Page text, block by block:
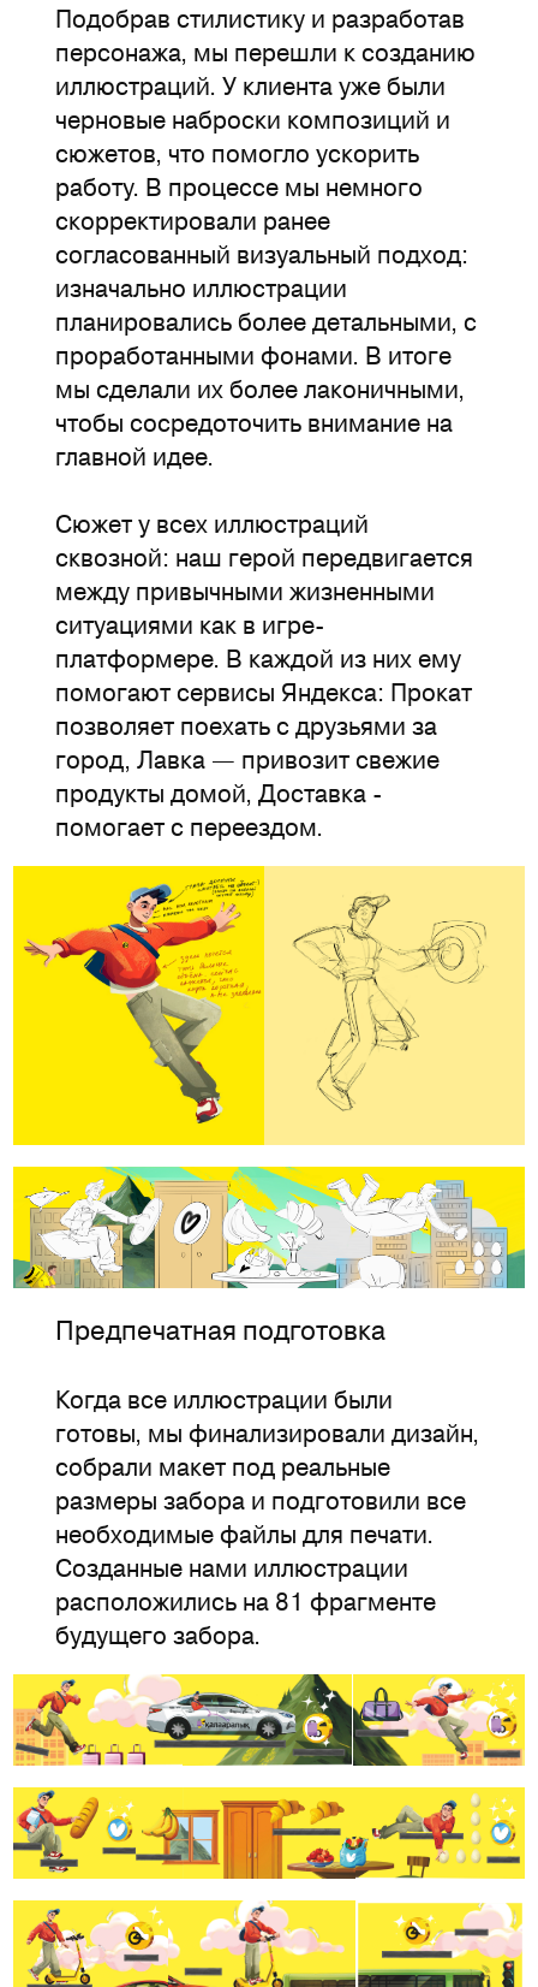
Подобрав стилистику и разработав
персонажа, мы перешли к созданию
иллюстраций. У клиента уже были
черновые наброски композиций и
сюжетов, что помогло ускорить
работу. В процессе мы немного
скорректировали ранее
согласованный визуальный подход:
изначально иллюстрации
планировались более детальными, с
проработанными фонами. В итоге
мы сделали их более лаконичными,
чтобы сосредоточить внимание на
главной идее.
Сюжет у всех иллюстраций
сквозной: наш герой передвигается
между привычными жизненными
ситуациями как в игре-
платформере. В каждой из них ему
помогают сервисы Яндекса: Прокат
позволяет поехать с друзьями за
город, Лавка — привозит свежие
продукты домой, Доставка -
помогает с переездом.
Предпечатная подготовка
Когда все иллюстрации были
готовы, мы финализировали дизайн,
собрали макет под реальные
размеры забора и подготовили все
необходимые файлы для печати.
Созданные нами иллюстрации
расположились на 81 фрагменте
будущего забора.